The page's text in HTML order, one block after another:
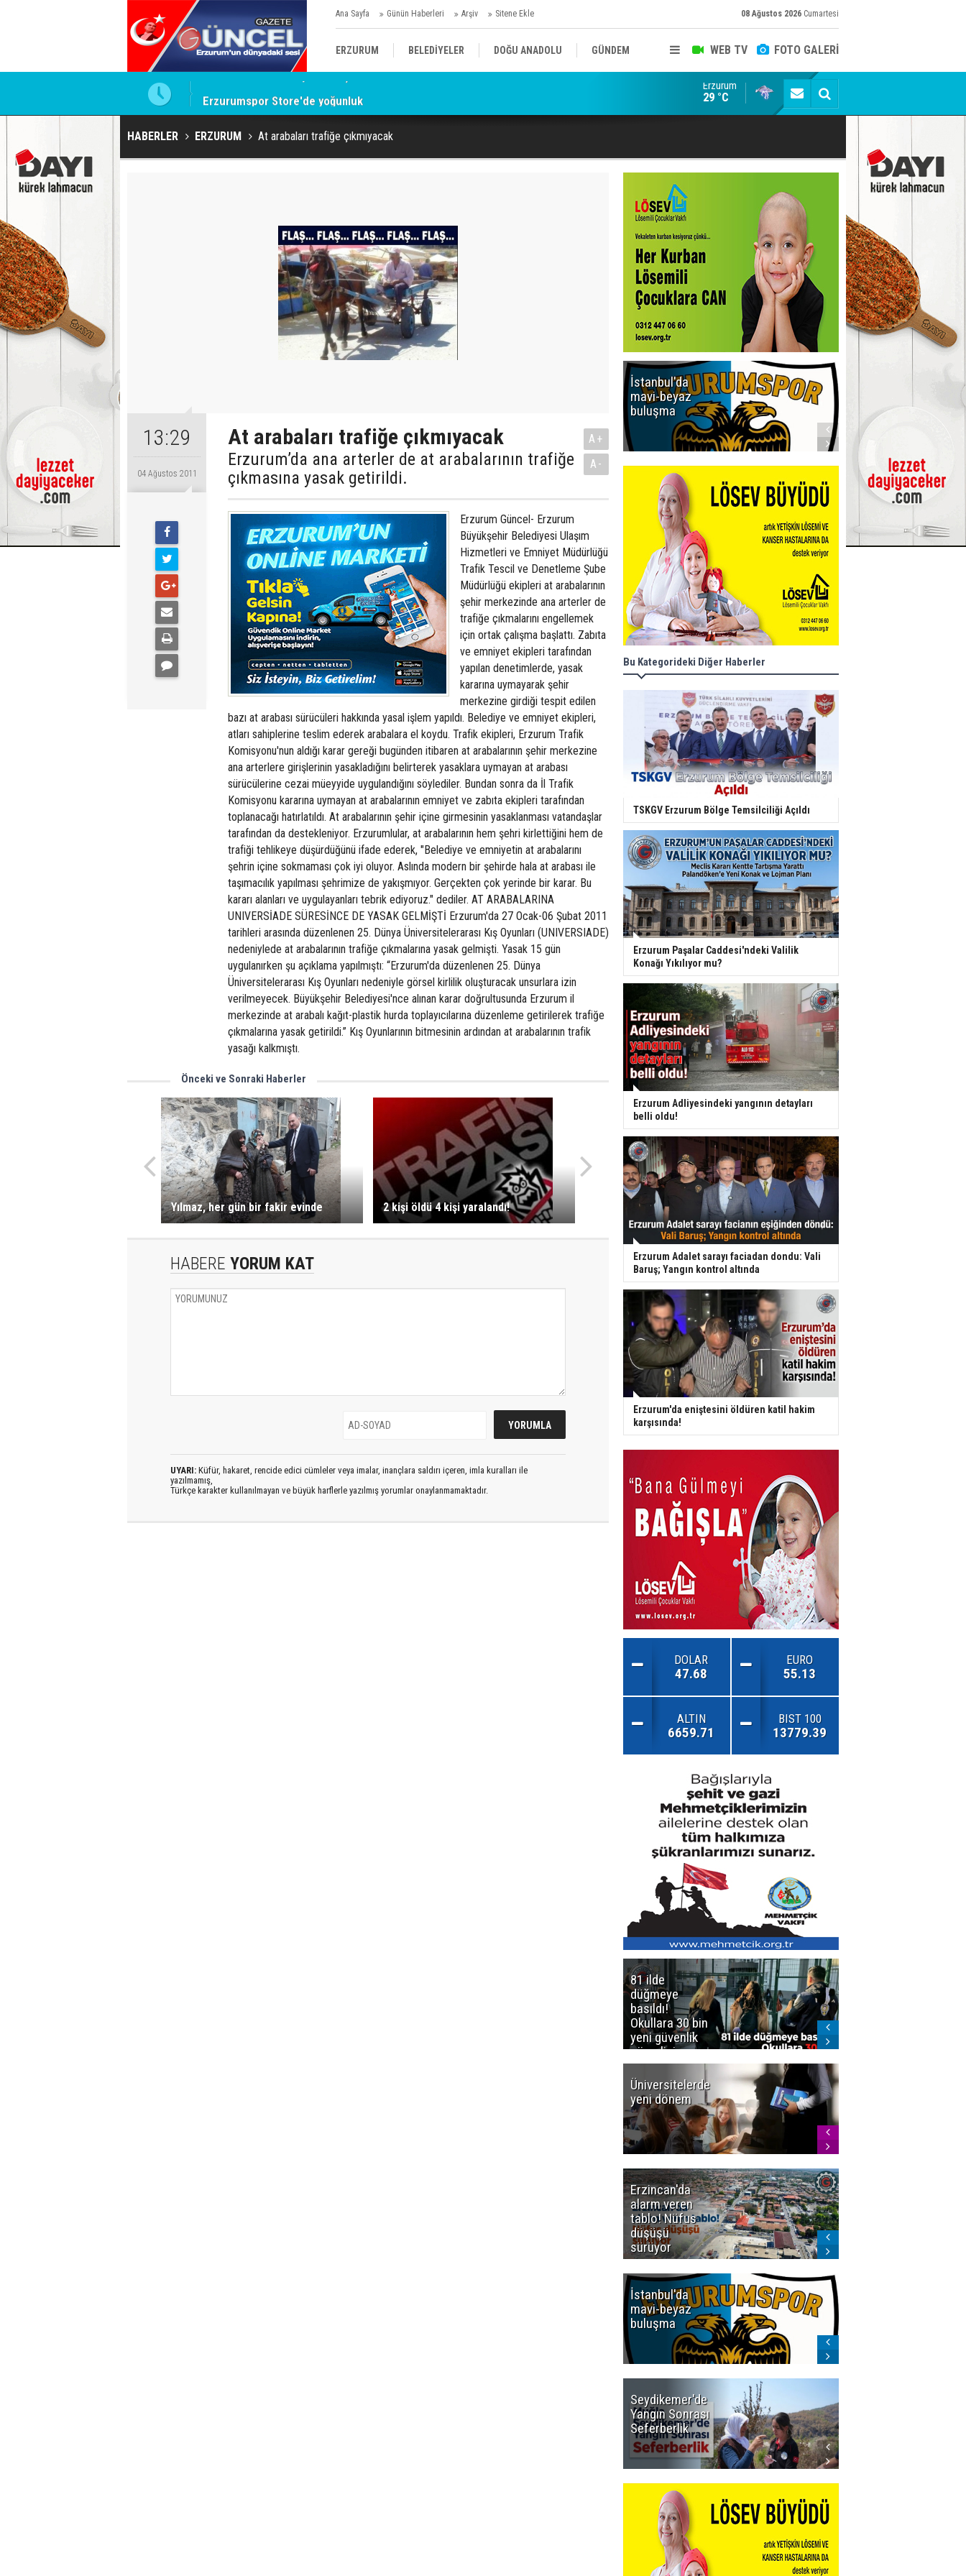
Ana Sayfa Günün Haberleri Arşiv Sitene Ekle 08 Ağustos 2026 Cumartesi
WEB TV FOTO GALERİ
ERZURUM BELEDİYELER DOĞU ANADOLU GÜNDEM
KÜLTÜR/SANAT//MAĞAZİN
Erzurumspor Store'de yoğunluk Adalet Bakanı Gürlek'ten Demirtaş iddiasına
Erzurum
29 °C
HABERLER ERZURUM At arabaları trafiğe çıkmıyacak
13:29
04 Ağustos 2011
At arabaları trafiğe çıkmıyacak
Erzurum’da ana arterler de at arabalarının trafiğe
çıkmasına yasak getirildi.
A+
A-
Erzurum Güncel- Erzurum
Büyükşehir Belediyesi Ulaşım
Hizmetleri ve Emniyet Müdürlüğü
Trafik Tescil ve Denetleme Şube
Müdürlüğü ekipleri at arabalarının
şehir merkezinde ana arterler de
trafiğe çıkmalarını engellemek
için ortak çalışma başlattı. Zabıta
ve emniyet ekipleri tarafından
yapılan denetimlerde, yasak
kararına uymayarak şehir
merkezine girdiği tespit edilen
bazı at arabası sürücüleri hakkında yasal işlem yapıldı. Belediye ve emniyet ekipleri,
atları sahiplerine teslim ederek arabalara el koydu. Trafik ekipleri, Erzurum Trafik
Komisyonu'nun aldığı karar gereği bugünden itibaren at arabalarının şehir merkezine
ana arterlere girişlerinin yasakladığını belirterek yasaklara uymayan at arabası
sürücülerine cezai müeyyide uygulandığını söylediler. Bundan sonra da İl Trafik
Komisyonu kararına uymayan at arabalarının emniyet ve zabıta ekipleri tarafından
toplanacağı hatırlatıldı. At arabalarının şehir içine girmesinin yasaklanması vatandaşlar
tarafından da destekleniyor. Erzurumlular, at arabalarının hem şehri kirlettiğini hem de
trafiği tehlikeye düşürdüğünü ifade ederek, "Belediye ve emniyetin at arabalarını
şehrin içine sokmaması çok iyi oluyor. Aslında modern bir şehirde hala at arabası ile
taşımacılık yapılması şehrimize de yakışmıyor. Gerçekten çok yerinde bir karar. Bu
kararı alanları ve uygulayanları tebrik ediyoruz." dediler. AT ARABALARINA
UNIVERSİADE SÜRESİNCE DE YASAK GELMİŞTİ Erzurum'da 27 Ocak-06 Şubat 2011
tarihleri arasında düzenlenen 25. Dünya Üniversitelerarası Kış Oyunları (UNIVERSIADE)
nedeniylede at arabalarının trafiğe çıkmalarına yasak gelmişti. Yasak 15 gün
uygulanırken şu açıklama yapılmıştı: “Erzurum'da düzenlenen 25. Dünya
Üniversitelerarası Kış Oyunları nedeniyle görsel kirlilik oluşturacak unsurlara izin
verilmeyecek. Büyükşehir Belediyesi'nce alınan karar doğrultusunda Erzurum il
merkezinde at arabalı kağıt-plastik hurda toplayıcılarına düzenleme getirilerek trafiğe
çıkmalarına yasak getirildi.” Kış Oyunlarının bitmesinin ardından at arabalarının trafik
yasağı kalkmıştı.
Önceki ve Sonraki Haberler
Yılmaz, her gün bir fakir evinde 2 kişi öldü 4 kişi yaralandı!
HABERE YORUM KAT
UYARI: Küfür, hakaret, rencide edici cümleler veya imalar, inançlara saldırı içeren, imla kuralları ile
yazılmamış,
Türkçe karakter kullanılmayan ve büyük harflerle yazılmış yorumlar onaylanmamaktadır.
İstanbul'da
mavi-beyaz
buluşma
yoğunluk
Bu Kategorideki Diğer Haberler
TSKGV Erzurum Bölge Temsilciliği Açıldı
Erzurum Paşalar Caddesi'ndeki Valilik
Konağı Yıkılıyor mu?
Erzurum Adliyesindeki yangının detayları
belli oldu!
Erzurum Adalet sarayı faciadan dondu: Vali
Baruş; Yangın kontrol altında
Erzurum'da eniştesini öldüren katil hakim
karşısında!
DOLAR
47.68
EURO
55.13
ALTIN
6659.71
BIST 100
13779.39
81 ilde
düğmeye
basıldı!
Okullara 30 bin
yeni güvenlik
görevlisi
Üniversitelerde
yeni dönem
Erzincan'da
alarm veren
tablo! Nüfus
düşüşü
sürüyor
İstanbul'da
mavi-beyaz
buluşma
Seydikemer'de
Yangın Sonrası
Seferberlik